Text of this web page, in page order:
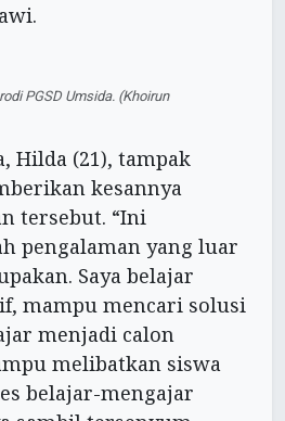
PGSD Umsida. (Khoirun
Hilda (21), tampak
kesannya
tersebut. “Ini
pengalaman yang luar
Saya belajar
mampu mencari solusi
menjadi calon
melibatkan siswa
belajar-mengajar